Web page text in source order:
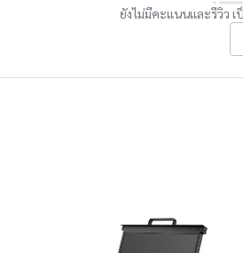
ยังไม่มีคะแนนและรีวิว